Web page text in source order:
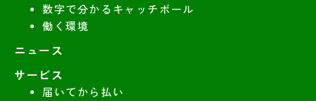
数字で分かるキャッチボール
働く環境
ニュース
サービス
届いてから払い